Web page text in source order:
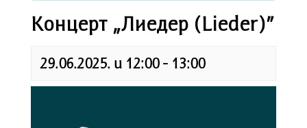
Концерт „Лиедер (Lieder)”
29.06.2025. u 12:00- 13:00